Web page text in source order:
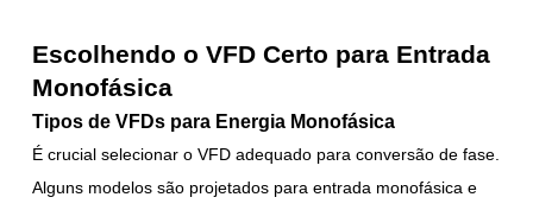
Escolhendo o VFD Certo para Entrada
Monofásica
Tipos de VFDs para Energia Monofásica
É crucial selecionar o VFD adequado para conversão de fase.
Alguns modelos são projetados para entrada monofásica e